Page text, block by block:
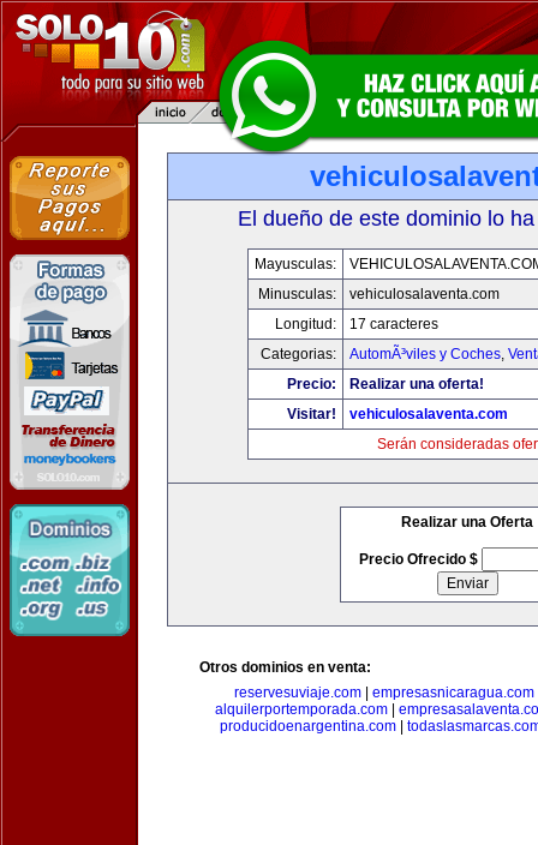
El dueño de este dominio lo
Mayusculas:
Minusculas:
vehiculosalaventa.com
Longitud:
17 caracteres
Categorias:
AutomÃ³viles y Coches,
Precio:
Realizar una oferta!
Visitar!
vehiculosalaventa.com
Serán consideradas
Realizar una Oferta
Precio Ofrecido $
Otros dominios en venta:
reservesuviaje.com| empresasnicaragua.com
alquilerportemporada.com
producidoenargentina.com|